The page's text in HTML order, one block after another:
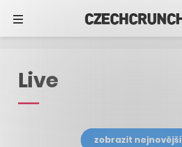
Live
zobrazit nejnovější